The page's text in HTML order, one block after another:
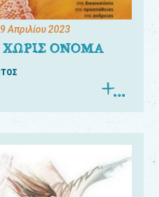
Απριλίου 2023
ΟΝΟΜΑ